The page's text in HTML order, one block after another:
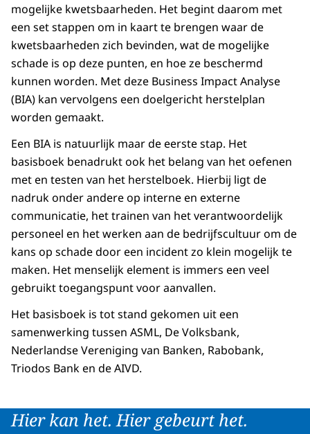
mogelijke kwetsbaarheden. Het begint daarom met
een set stappen om in kaart te brengen waar de
kwetsbaarheden zich bevinden, wat de mogelijke
schade is op deze punten, en hoe ze beschermd
kunnen worden. Met deze Business Impact Analyse
(BIA) kan vervolgens een doelgericht herstelplan
worden gemaakt.
Een BIA is natuurlijk maar de eerste stap. Het
basisboek benadrukt ook het belang van het oefenen
met en testen van het herstelboek. Hierbij ligt de
nadruk onder andere op interne en externe
communicatie, het trainen van het verantwoordelijk
personeel en het werken aan de bedrijfscultuur om de
kans op schade door een incident zo klein mogelijk te
maken. Het menselijk element is immers een veel
gebruikt toegangspunt voor aanvallen.
Het basisboek is tot stand gekomen uit een
samenwerking tussen ASML, De Volksbank,
Nederlandse Vereniging van Banken, Rabobank,
Triodos Bank en de AIVD.
Hier kan het. Hier gebeurt het.